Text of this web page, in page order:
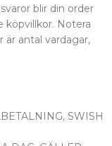
blir din order
köpvillkor. Notera
är antal vardagar,
SWISH